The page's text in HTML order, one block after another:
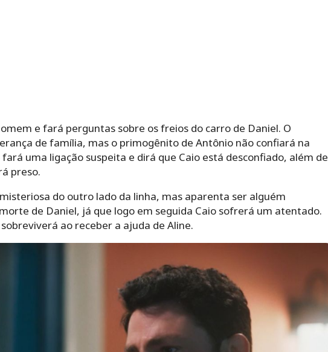
e fará perguntas sobre os freios do carro de Daniel. O
de família, mas o primogênito de Antônio não confiará na
uma ligação suspeita e dirá que Caio está desconfiado, além de
preso.
do outro lado da linha, mas aparenta ser alguém
de Daniel, já que logo em seguida Caio sofrerá um atentado.
ao receber a ajuda de Aline.